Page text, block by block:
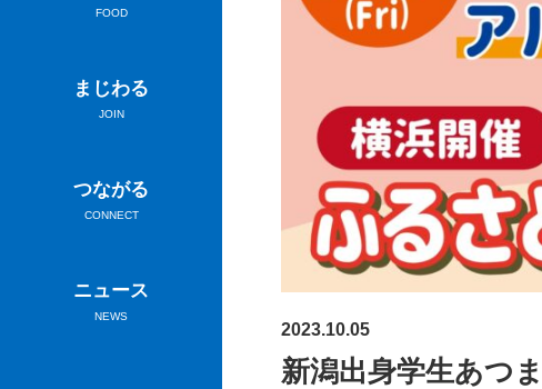
FOOD
まじわる
JOIN
つながる
CONNECT
ニュース
NEWS
2023.10.05
新潟出身学生あつ